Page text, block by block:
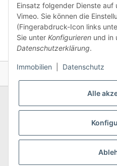
Einsatz folgender Dienste auf
Vimeo. Sie können die
(Fingerabdruck-Icon links
Sie unter Konfigurieren und in
Datenschutzerklärung.
Immobilien Datenschutz
Alle